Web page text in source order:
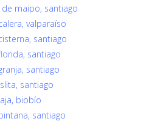
maipo, santiago
valparaíso
santiago
santiago
santiago
santiago
biobío
santiago